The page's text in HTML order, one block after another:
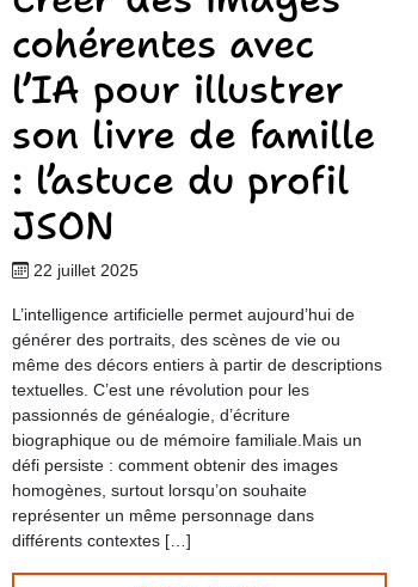
cohérentes avec
l’IA pour illustrer
son livre de famille
: l’astuce du profil
JSON
22 juillet 2025
L’intelligence artificielle permet aujourd’hui de
générer des portraits, des scènes de vie ou
même des décors entiers à partir de descriptions
textuelles. C’est une révolution pour les
passionnés de généalogie, d’écriture
biographique ou de mémoire familiale.Mais un
défi persiste : comment obtenir des images
homogènes, surtout lorsqu’on souhaite
représenter un même personnage dans
différents contextes […]